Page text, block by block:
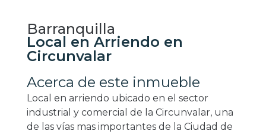
Barranquilla
Local en Arriendo en
Circunvalar
Acerca de este inmueble
Local en arriendo ubicado en el sector
industrial y comercial de la Circunvalar, una
de las vías mas importantes de la Ciudad de